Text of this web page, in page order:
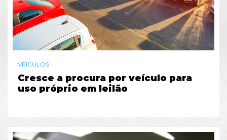
VEÍCULOS
Cresce a procura por veículo para
uso próprio em leilão